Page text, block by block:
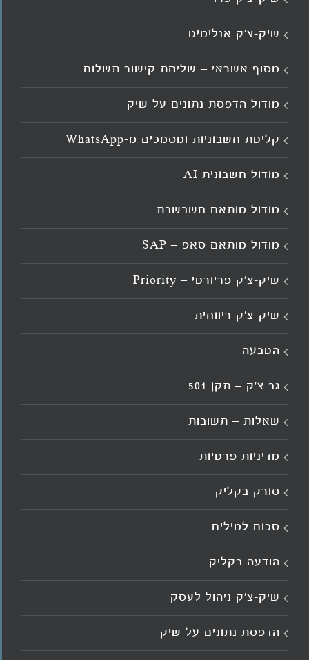
שיק-צ’ק אנלימיט
מסוף אשראי – שליחת קישור תשלום
מודול הדפסת נתונים על שיק
קליטת חשבוניות ומסמכים מ־WhatsApp
מודול חשבונית AI
מודול מותאם חשבשבת
מודול מותאם סאפ – SAP
שיק-צ'ק פריורטי – Priority
שיק-צ'ק ריווחית
הטבעה
גב צ’ק – תקן 501
שאלות – תשובות
מדיניות פרטיות
סורק בקליק
סכום למילים
הודעה בקליק
שיק-צ'ק ניהול לעסק
הדפסת נתונים על שיק